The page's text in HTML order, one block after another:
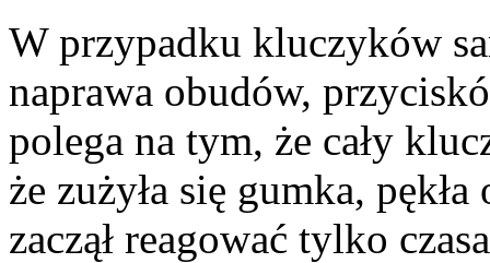
W przypadku kluczyków
naprawa obudów,
polega na tym, że cały
że zużyła się gumka,
zaczął reagować tylko